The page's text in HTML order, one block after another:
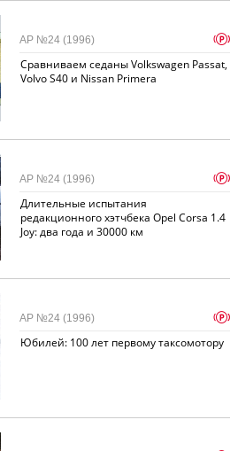
Сравниваем седаны Volkswagen Passat,
Volvo S40 и Nissan Primera
АР №24 (1996) p
Длительные испытания
редакционного хэтчбека Opel Corsa 1.4
Joy: два года и 30000 км
АР №24 (1996) p
Юбилей: 100 лет первому таксомотору
АР №24 (1996) p